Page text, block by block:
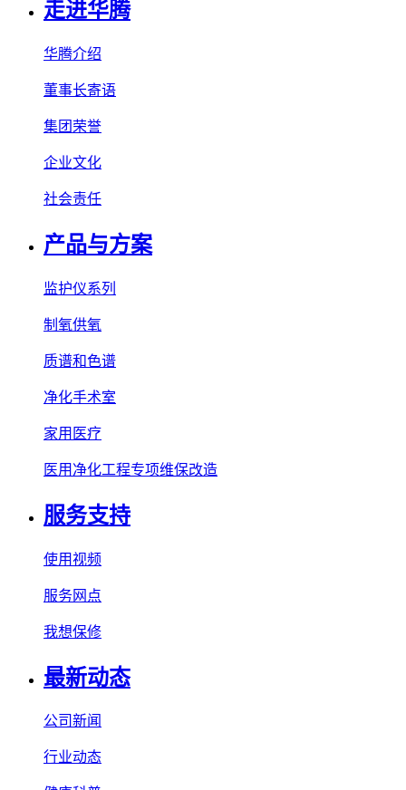
走进华腾
华腾介绍
董事长寄语
集团荣誉
企业文化
社会责任
产品与方案
监护仪系列
制氧供氧
质谱和色谱
净化手术室
家用医疗
医用净化工程专项维保改造
服务支持
使用视频
服务网点
我想保修
最新动态
公司新闻
行业动态